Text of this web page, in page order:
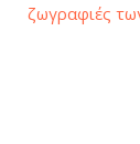
ζωγραφιές